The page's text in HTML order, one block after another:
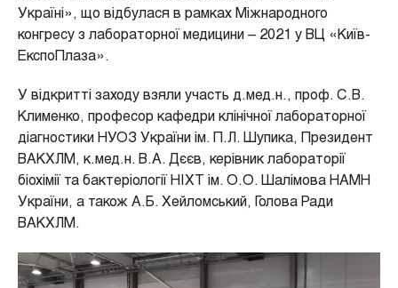
Україні», що відбулася в рамках Міжнародного
конгресу з лабораторної медицини – 2021 у ВЦ «Київ­
ЕкспоПлаза».
У відкритті заходу взяли участь д.мед.н., проф. С.В.
Клименко, професор кафедри клінічної лабораторної
діагностики НУОЗ України ім. П.Л. Шупика, Президент
ВАКХЛМ, к.мед.н. В.А. Дєєв, керівник лабораторії
біохімії та бактеріології НІХТ ім. О.О. Шалімова НАМН
України, а також А.Б. Хейломський, Голова Ради
ВАКХЛМ.